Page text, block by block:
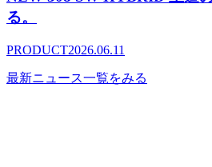
る。
PRODUCT2026.06.11
最新ニュース一覧をみる